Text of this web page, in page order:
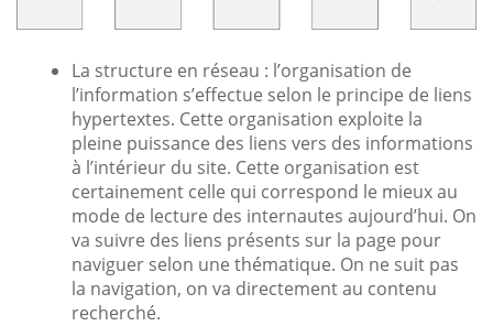
La structure en réseau : l’organisation de
l’information s’effectue selon le principe de liens
hypertextes. Cette organisation exploite la
pleine puissance des liens vers des informations
à l’intérieur du site. Cette organisation est
certainement celle qui correspond le mieux au
mode de lecture des internautes aujourd’hui. On
va suivre des liens présents sur la page pour
naviguer selon une thématique. On ne suit pas
la navigation, on va directement au contenu
recherché.